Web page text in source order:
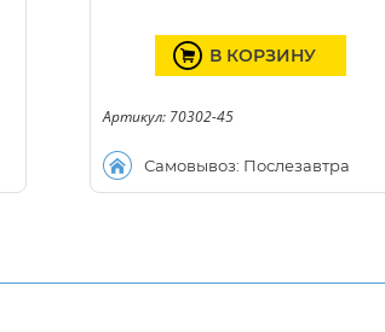
Самовывоз: Послезавтра
В КОРЗИНУ
Артикул: 70302-45